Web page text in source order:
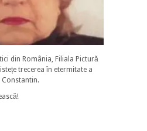
din România, Filiala Pictură
trecerea în etermitate a
Constantin.